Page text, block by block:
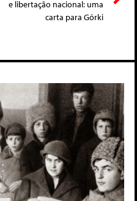
e libertação nacional: uma
carta para Górki